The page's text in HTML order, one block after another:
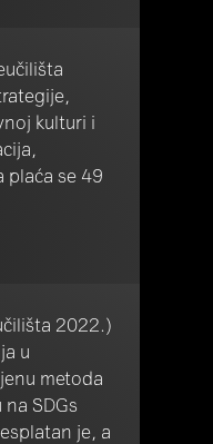
kulturi i
plaća se 49
2022.)
u
metoda
SDGs
je, a